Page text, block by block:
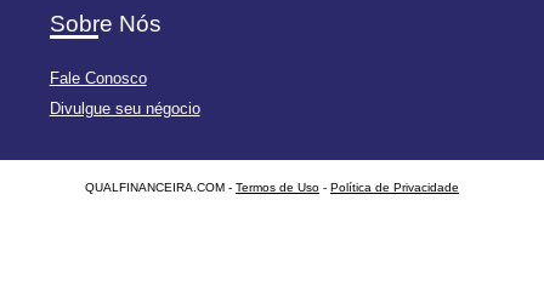
Sobre Nós
Fale Conosco
Divulgue seu négocio
QUALFINANCEIRA.COM - Termos de Uso - Política de Privacidade